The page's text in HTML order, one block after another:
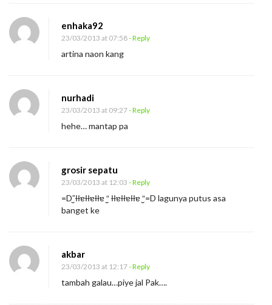
enhaka92
23/03/2013 at 07:58- Reply
artina naon kang
nurhadi
23/03/2013 at 09:27- Reply
hehe… mantap pa
grosir sepatu
23/03/2013 at 12:03 - Reply
‎​=D”̮ƗƗɐƗƗɐƗƗɐ “̮ ƗƗɐƗƗɐƗƗɐ “̮=D lagunya putus asa
banget ke
akbar
23/03/2013 at 12:17- Reply
tambah galau…piye jal Pak….